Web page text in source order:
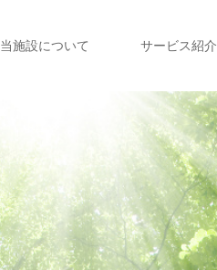
当施設について サービス紹介